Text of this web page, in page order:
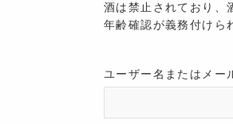
酒は禁止されており、
年齢確認が義務付けら
ユーザー名またはメー